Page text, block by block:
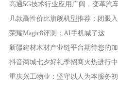
高通5G技术行业应用广阔，变革汽
几款高性价比旗舰机型推荐：闭眼
荣耀Magic8评测：AI手机喊了这
新疆建材木材产业链平台期待您的加
抖音商城七夕好礼季招商火热进行
重庆兴工物业：坚守以人为本服务